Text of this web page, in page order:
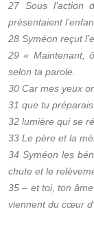
27 Sous l’action
présentaient
28 Syméon reçut
29 « Maintenant,
selon ta parole.
30 Car mes yeux
31 que tu
32 lumière qui se
33 Le père et la
34 Syméon les
chute et le
35 – et toi, ton
viennent du cœur